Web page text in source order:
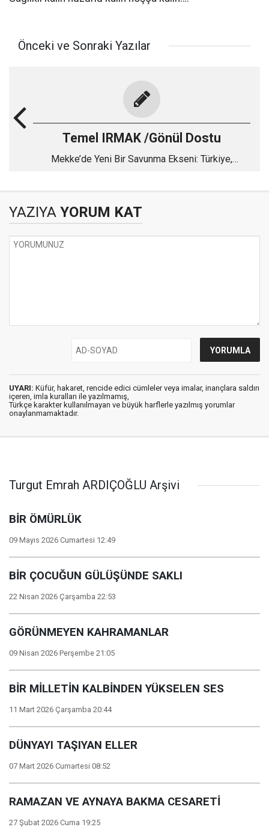
Önceki ve Sonraki Yazılar
Temel IRMAK /Gönül Dostu
Mekke’de Yeni Bir Savunma Ekseni: Türkiye,
YAZIYA YORUM KAT
UYARI: Küfür, hakaret, rencide edici cümleler veya imalar, inançlara saldırı
içeren, imla kuralları ile yazılmamış,
Türkçe karakter kullanılmayan ve büyük harflerle yazılmış yorumlar
onaylanmamaktadır.
Turgut Emrah ARDIÇOĞLU Arşivi
BİR ÖMÜRLÜK
09 Mayıs 2026 Cumartesi 12:49
BİR ÇOCUĞUN GÜLÜŞÜNDE SAKLI
22 Nisan 2026 Çarşamba 22:53
GÖRÜNMEYEN KAHRAMANLAR
09 Nisan 2026 Perşembe 21:05
BİR MİLLETİN KALBİNDEN YÜKSELEN SES
11 Mart 2026 Çarşamba 20:44
DÜNYAYI TAŞIYAN ELLER
07 Mart 2026 Cumartesi 08:52
RAMAZAN VE AYNAYA BAKMA CESARETİ
27 Şubat 2026 Cuma 19:25